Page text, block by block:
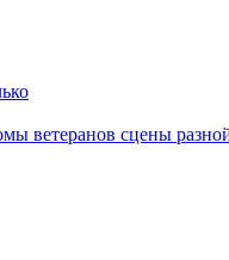
ветеранов сцены